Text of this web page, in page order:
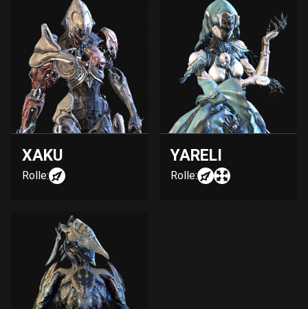
XAKU
Rolle:
YARELI
Rolle: